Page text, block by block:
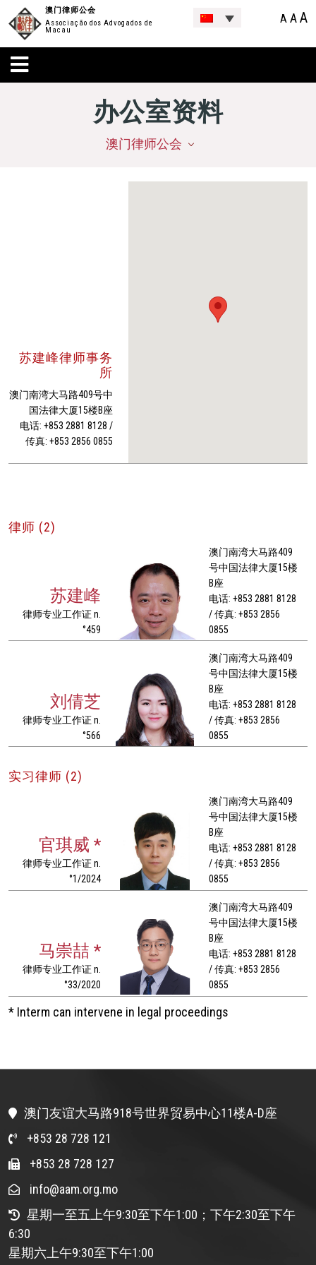
澳门律师公会
Associação dos Advogados de
Macau
A AA
办公室资料
澳门律师公会
苏建峰律师事务
所
澳门南湾大马路409号中
国法律大厦15楼B座
电话: +853 2881 8128 /
传真: +853 2856 0855
律师 (2)
苏建峰
律师专业工作证 n.
°459
澳门南湾大马路409
号中国法律大厦15楼
B座
电话: +853 2881 8128
/ 传真: +853 2856
0855
刘倩芝
律师专业工作证 n.
°566
澳门南湾大马路409
号中国法律大厦15楼
B座
电话: +853 2881 8128
/ 传真: +853 2856
0855
实习律师 (2)
官琪威 *
律师专业工作证 n.
°1/2024
澳门南湾大马路409
号中国法律大厦15楼
B座
电话: +853 2881 8128
/ 传真: +853 2856
0855
马崇喆 *
律师专业工作证 n.
°33/2020
澳门南湾大马路409
号中国法律大厦15楼
B座
电话: +853 2881 8128
/ 传真: +853 2856
0855
* Interm can intervene in legal proceedings
澳门友谊大马路918号世界贸易中心11楼A-D座
+853 28 728 121
+853 28 728 127
info@aam.org.mo
星期一至五上午9:30至下午1:00；下午2:30至下午
6:30
星期六上午9:30至下午1:00